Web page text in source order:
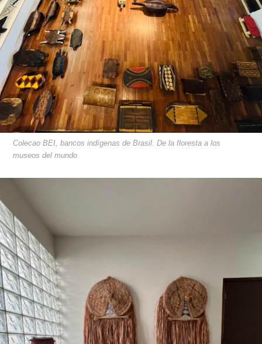
Colecao BEI, bancos indígenas de Brasil. De la floresta a los
museos del mundo